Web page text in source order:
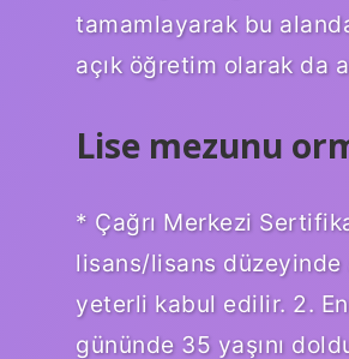
tamamlayarak bu
açık öğretim olarak da
Lise mezunu
* Çağrı Merkezi
lisans/lisans düzeyinde
yeterli kabul edilir. 2.
gününde 35 yaşını